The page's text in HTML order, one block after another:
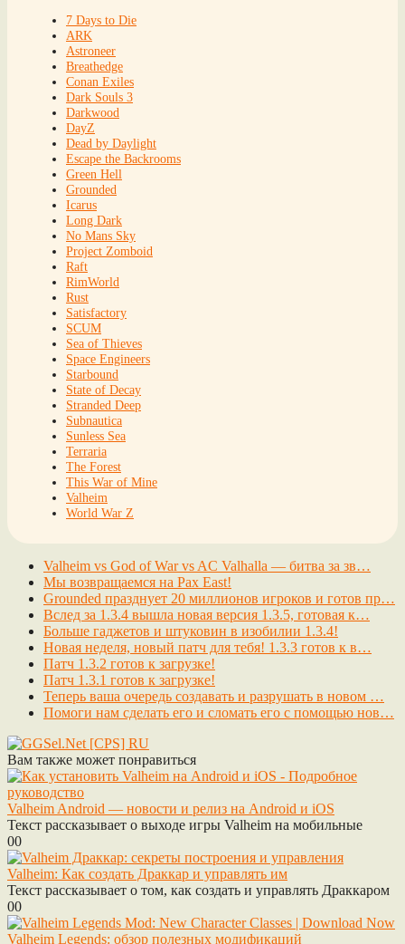
7 Days to Die
ARK
Astroneer
Breathedge
Conan Exiles
Dark Souls 3
Darkwood
DayZ
Dead by Daylight
Escape the Backrooms
Green Hell
Grounded
Icarus
Long Dark
No Mans Sky
Project Zomboid
Raft
RimWorld
Rust
Satisfactory
SCUM
Sea of Thieves
Space Engineers
Starbound
State of Decay
Stranded Deep
Subnautica
Sunless Sea
Terraria
The Forest
This War of Mine
Valheim
World War Z
Valheim vs God of War vs AC Valhalla — битва за зв…
Мы возвращаемся на Pax East!
Grounded празднует 20 миллионов игроков и готов пр…
Вслед за 1.3.4 вышла новая версия 1.3.5, готовая к…
Больше гаджетов и штуковин в изобилии 1.3.4!
Новая неделя, новый патч для тебя! 1.3.3 готов к в…
Патч 1.3.2 готов к загрузке!
Патч 1.3.1 готов к загрузке!
Теперь ваша очередь создавать и разрушать в новом …
Помоги нам сделать его и сломать его с помощью нов…
Вам также может понравиться
Valheim Android — новости и релиз на Android и iOS
Текст рассказывает о выходе игры Valheim на мобильные
00
Valheim: Как создать Драккар и управлять им
Текст рассказывает о том, как создать и управлять Драккаром
00
Valheim Legends: обзор полезных модификаций